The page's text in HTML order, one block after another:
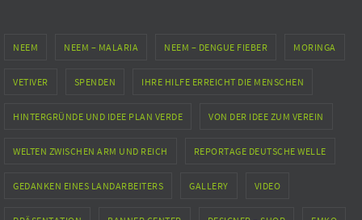
NEEM NEEM – MALARIA NEEM – DENGUE FIEBER MORINGA
VETIVER SPENDEN IHRE HILFE ERREICHT DIE MENSCHEN
HINTERGRÜNDE UND IDEE PLAN VERDE VON DER IDEE ZUM VEREIN
WELTEN ZWISCHEN ARM UND REICH REPORTAGE DEUTSCHE WELLE
GEDANKEN EINES LANDARBEITERS GALLERY VIDEO